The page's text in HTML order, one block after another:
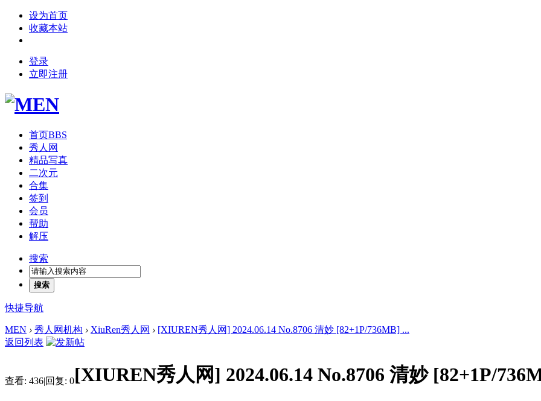
设为首页
收藏本站
登录
立即注册
首页BBS
秀人网
精品写真
二次元
合集
签到
会员
帮助
解压
搜索
搜索
快捷导航
MEN › 秀人网机构 › XiuRen秀人网 › [XIUREN秀人网] 2024.06.14 No.8706 清妙 [82+1P/736MB] ...
返回列表
查看: 436|回复: 0[XIUREN秀人网] 2024.06.14 No.8706 清妙 [82+1P/